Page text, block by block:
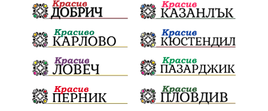
Общински съвет Наркотици Лято 2025
щети културен календар
Дарителска кампания дело подкрепа
театър Българска армия Георги Парцалев